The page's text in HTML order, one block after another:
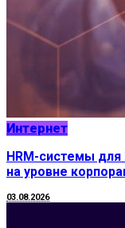
Интернет
HRM-системы
на уровне
03.08.2026